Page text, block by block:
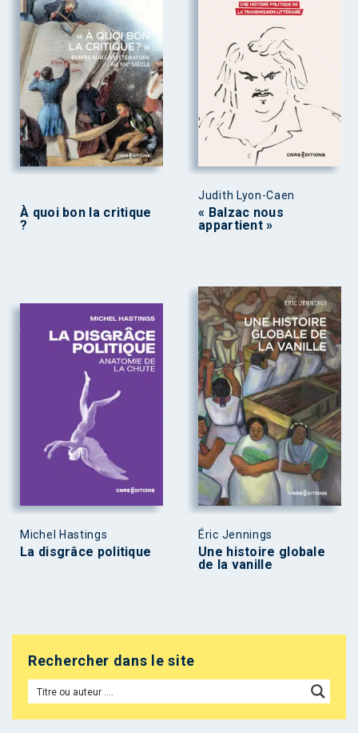
À quoi bon la critique
?
Judith Lyon-Caen
« Balzac nous
appartient »
Michel Hastings
La disgrâce politique
Éric Jennings
Une histoire globale
de la vanille
Rechercher dans le site